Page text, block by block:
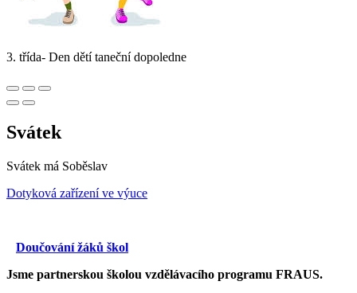
3. třída- Den dětí taneční dopoledne
Svátek
Svátek má Soběslav
Dotyková zařízení ve výuce
Doučování žáků škol
Jsme partnerskou školou vzdělávacího programu FRAUS.